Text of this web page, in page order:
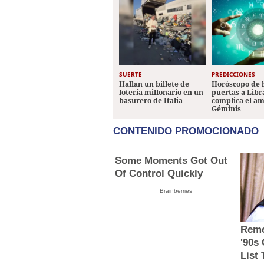
SUERTE
Hallan un billete de
lotería millonario en un
basurero de Italia
PREDICCIONES
Horóscopo de
puertas a
complica el
Géminis
CONTENIDO PROMOCIONADO
Some Moments Got Out
Of Control Quickly
Brainberries
'90s
List